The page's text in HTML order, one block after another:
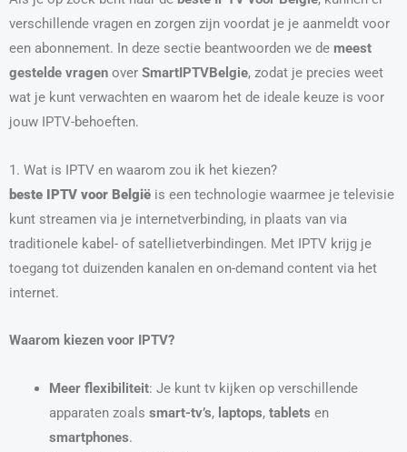
verschillende vragen en zorgen zijn voordat je je aanmeldt voor
een abonnement. In deze sectie beantwoorden we de meest
gestelde vragen over SmartIPTVBelgie, zodat je precies weet
wat je kunt verwachten en waarom het de ideale keuze is voor
jouw IPTV-behoeften.
1. Wat is IPTV en waarom zou ik het kiezen?
beste IPTV voor België is een technologie waarmee je televisie
kunt streamen via je internetverbinding, in plaats van via
traditionele kabel- of satellietverbindingen. Met IPTV krijg je
toegang tot duizenden kanalen en on-demand content via het
internet.
Waarom kiezen voor IPTV?
Meer flexibiliteit: Je kunt tv kijken op verschillende
apparaten zoals smart-tv’s, laptops, tablets en
smartphones.